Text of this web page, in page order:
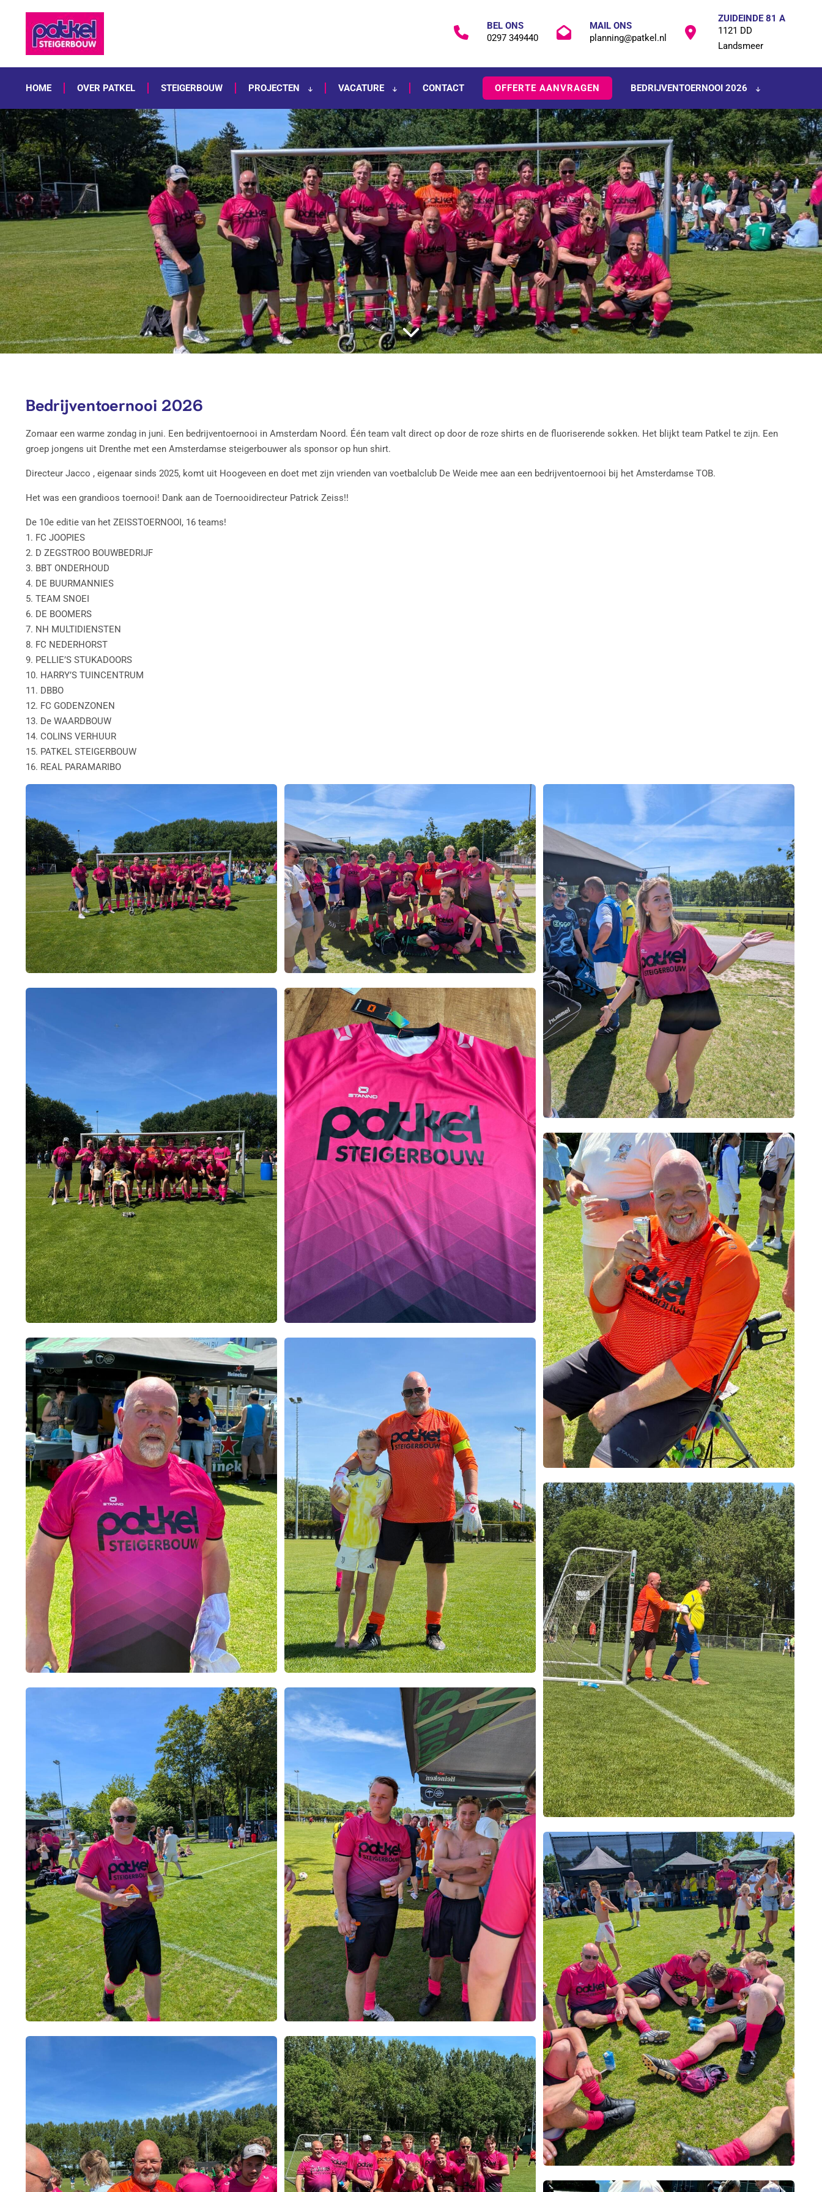
BEL ONS
0297 349440
MAIL ONS
planning@patkel.nl
ZUIDEINDE 81 A
1121 DD
Landsmeer
HOME OVER PATKEL STEIGERBOUW PROJECTEN VACATURE CONTACT OFFERTE AANVRAGEN BEDRIJVENTOERNOOI 2026
Bedrijventoernooi 2026
Zomaar een warme zondag in juni. Een bedrijventoernooi in Amsterdam Noord. Één team valt direct op door de roze shirts en de fluoriserende sokken. Het blijkt team Patkel te zijn. Een
groep jongens uit Drenthe met een Amsterdamse steigerbouwer als sponsor op hun shirt.
Directeur Jacco , eigenaar sinds 2025, komt uit Hoogeveen en doet met zijn vrienden van voetbalclub De Weide mee aan een bedrijventoernooi bij het Amsterdamse TOB.
Het was een grandioos toernooi! Dank aan de Toernooidirecteur Patrick Zeiss!!
De 10e editie van het ZEISSTOERNOOI, 16 teams!
1. FC JOOPIES
2. D ZEGSTROO BOUWBEDRIJF
3. BBT ONDERHOUD
4. DE BUURMANNIES
5. TEAM SNOEI
6. DE BOOMERS
7. NH MULTIDIENSTEN
8. FC NEDERHORST
9. PELLIE’S STUKADOORS
10. HARRY’S TUINCENTRUM
11. DBBO
12. FC GODENZONEN
13. De WAARDBOUW
14. COLINS VERHUUR
15. PATKEL STEIGERBOUW
16. REAL PARAMARIBO